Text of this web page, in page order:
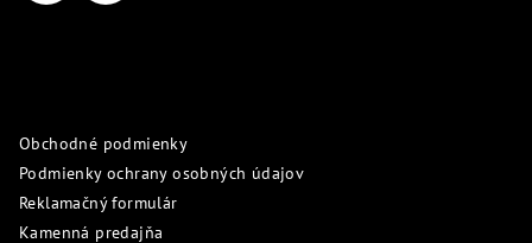
Obchodné podmienky
Podmienky ochrany osobných údajov
Reklamačný formulár
Kamenná predajňa